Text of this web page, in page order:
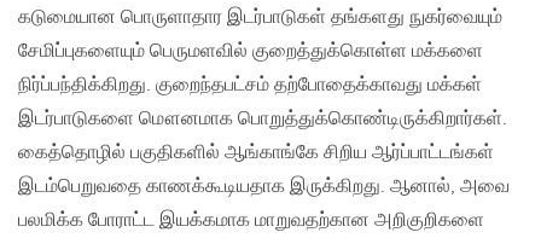
கடுமையான பொருளாதார இடர்பாடுகள் தங்களது நுகர்வையும்
சேமிப்புகளையும் பெருமளவில் குறைத்துக்கொள்ள மக்களை
நிர்ப்பந்திக்கிறது. குறைந்தபட்சம் தற்போதைக்காவது மக்கள்
இடர்பாடுகளை மௌனமாக பொறுத்துக்கொண்டிருக்கிறார்கள்.
கைத்தொழில் பகுதிகளில் ஆங்காங்கே சிறிய ஆர்ப்பாட்டங்கள்
இடம்பெறுவதை காணக்கூடியதாக இருக்கிறது. ஆனால், அவை
பலமிக்க போராட்ட இயக்கமாக மாறுவதற்கான அறிகுறிகளை